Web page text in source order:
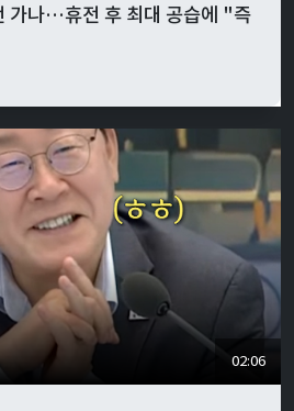
가나…휴전 후 최대 공습에 "즉
02:06